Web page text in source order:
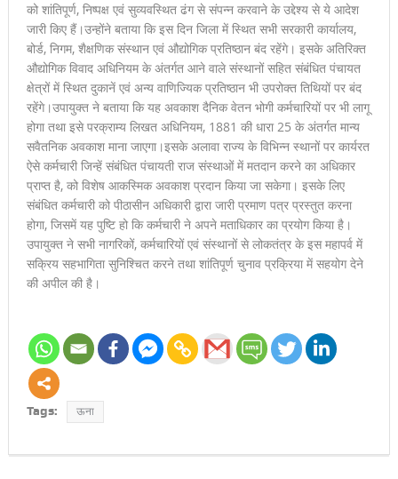
को शांतिपूर्ण, निष्पक्ष एवं सुव्यवस्थित ढंग से संपन्न करवाने के उद्देश्य से ये आदेश
जारी किए हैं।उन्होंने बताया कि इस दिन जिला में स्थित सभी सरकारी कार्यालय,
बोर्ड, निगम, शैक्षणिक संस्थान एवं औद्योगिक प्रतिष्ठान बंद रहेंगे। इसके अतिरिक्त
औद्योगिक विवाद अधिनियम के अंतर्गत आने वाले संस्थानों सहित संबंधित पंचायत
क्षेत्रों में स्थित दुकानें एवं अन्य वाणिज्यिक प्रतिष्ठान भी उपरोक्त तिथियों पर बंद
रहेंगे।उपायुक्त ने बताया कि यह अवकाश दैनिक वेतन भोगी कर्मचारियों पर भी लागू
होगा तथा इसे परक्राम्य लिखत अधिनियम, 1881 की धारा 25 के अंतर्गत मान्य
सवैतनिक अवकाश माना जाएगा।इसके अलावा राज्य के विभिन्न स्थानों पर कार्यरत
ऐसे कर्मचारी जिन्हें संबंधित पंचायती राज संस्थाओं में मतदान करने का अधिकार
प्राप्त है, को विशेष आकस्मिक अवकाश प्रदान किया जा सकेगा। इसके लिए
संबंधित कर्मचारी को पीठासीन अधिकारी द्वारा जारी प्रमाण पत्र प्रस्तुत करना
होगा, जिसमें यह पुष्टि हो कि कर्मचारी ने अपने मताधिकार का प्रयोग किया है।
उपायुक्त ने सभी नागरिकों, कर्मचारियों एवं संस्थानों से लोकतंत्र के इस महापर्व में
सक्रिय सहभागिता सुनिश्चित करने तथा शांतिपूर्ण चुनाव प्रक्रिया में सहयोग देने
की अपील की है।
Tags: ऊना